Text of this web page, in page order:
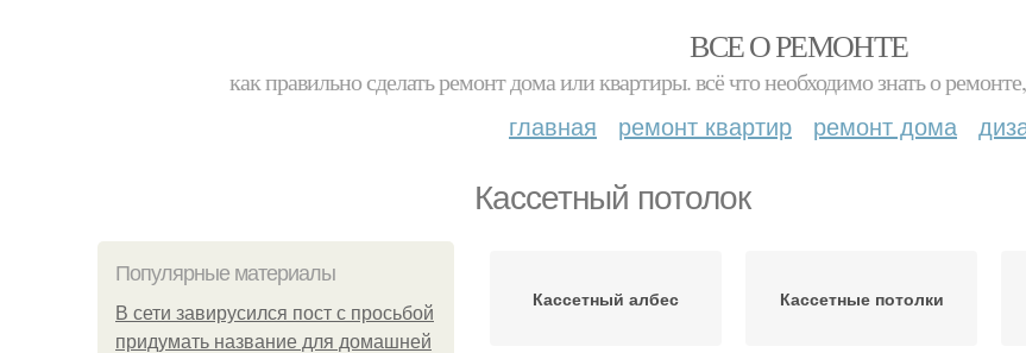
ВСЕ О РЕМОНТЕ
как правильно сделать ремонт дома или квартиры. всё что необходимо знать о
главная ремонт квартир ремонт дома
Кассетный потолок
Популярные материалы
В сети завирусился пост с просьбой
придумать название для домашней
Кассетный албес Кассетные потолки